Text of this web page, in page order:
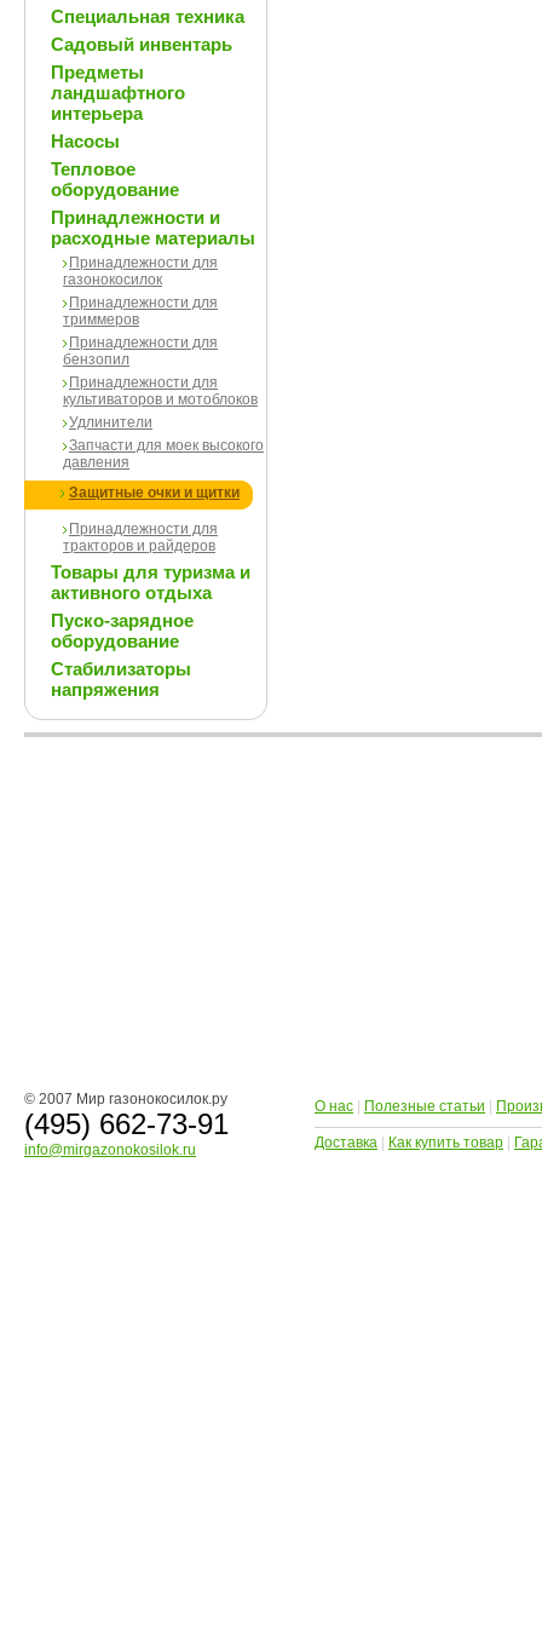
Специальная техника
Садовый инвентарь
Предметы
ландшафтного
интерьера
Насосы
Тепловое
оборудование
Принадлежности и
расходные материалы
Принадлежности для
газонокосилок
Принадлежности для
триммеров
Принадлежности для
бензопил
Принадлежности для
культиваторов и мотоблоков
Удлинители
Запчасти для моек высокого
давления
Защитные очки и щитки
Принадлежности для
тракторов и райдеров
Товары для туризма и
активного отдыха
Пуско-зарядное
оборудование
Стабилизаторы
напряжения
© 2007 Мир газонокосилок.ру
(495) 662-73-91
info@mirgazonokosilok.ru
О нас Полезные статьи
Доставка Как купить товар